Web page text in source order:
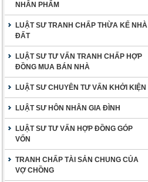
NHÂN PHẨM
LUẬT SƯ TRANH CHẤP THỪA KẾ NHÀ
ĐẤT
LUẬT SƯ TƯ VẤN TRANH CHẤP HỢP
ĐỒNG MUA BÁN NHÀ
LUẬT SƯ CHUYÊN TƯ VẤN KHỞI KIỆN
LUẬT SƯ HÔN NHÂN GIA ĐÌNH
LUẬT SƯ TƯ VẤN HỢP ĐỒNG GÓP
VỐN
TRANH CHẤP TÀI SẢN CHUNG CỦA
VỢ CHỒNG